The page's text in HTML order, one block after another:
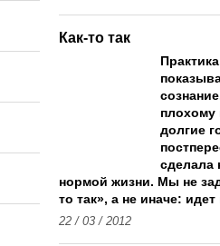
Как-­то так
плохому
долгие
сделала
нормой жизни. Мы не
то так», а не иначе:
22 / 03 / 2012